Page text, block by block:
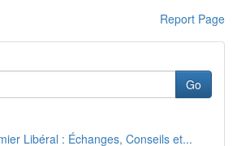
Report Page
Go
Libéral : Échanges, Conseils et...